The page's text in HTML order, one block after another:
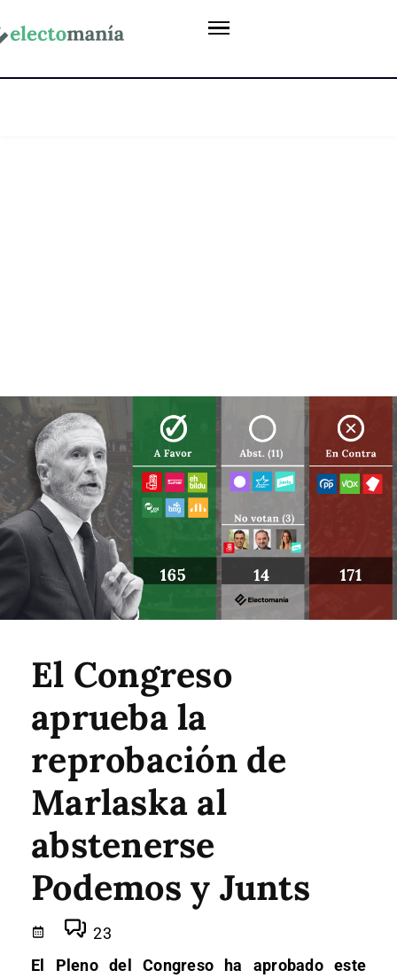
El Congreso
aprueba la
reprobación de
Marlaska al
abstenerse
Podemos y Junts
23
El Pleno del Congreso ha aprobado este